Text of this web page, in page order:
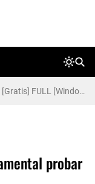
▷ Descargar Windows XP Gratis [32-64 Bits] Español [ISO] 2024
▷ Descargar Microsoft Office 2010 [Gratis] FULL [Windows 32-64 Bits]
probar